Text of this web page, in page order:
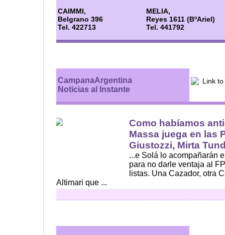
CAIMMI,
Belgrano 396
Tel. 422713
MELIA,
Reyes 1611 (BºAriel)
Tel. 441792
CampanaArgentina
Noticias al Instante
Como habíamos
Massa juega en las
Giustozzi, Mirta
...e Solá lo acompañarán
para no darle ventaja al
listas. Una Cazador, otra
Altimari que ...